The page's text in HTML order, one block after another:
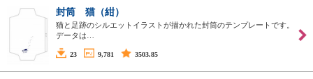
封筒 猫（紺）
猫と足跡のシルエットイラストが描かれた封筒のテンプレートです。
データは…
23 9,781 3503.85